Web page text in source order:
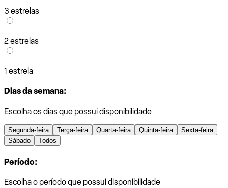
3 estrelas
2 estrelas
1 estrela
Dias da semana:
Escolha os dias que possui disponibilidade
Segunda-feira Terça-feira Quarta-feira Quinta-feira
Sexta-feira
Sábado
Todos
Período:
Escolha o período que possui disponibilidade